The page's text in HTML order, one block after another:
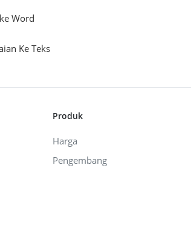
Word
Ke Teks
Produk
Harga
Pengembang